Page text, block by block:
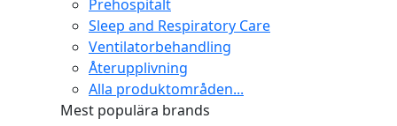
Prehospitalt
Sleep and Respiratory Care
Ventilatorbehandling
Återupplivning
Alla produktområden...
Mest populära brands